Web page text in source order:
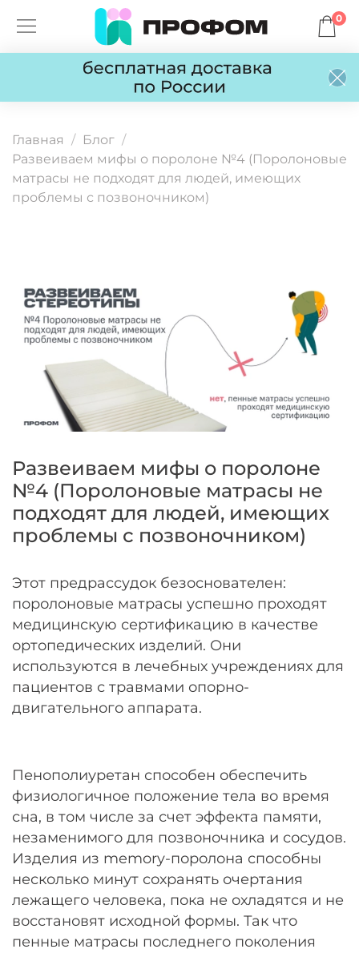
0
Главная
Блог
Развеиваем мифы о поролоне №4 (Поролоновые
матрасы не подходят для людей, имеющих
проблемы с позвоночником)
Развеиваем мифы о поролоне
№4 (Поролоновые матрасы не
подходят для людей, имеющих
проблемы с позвоночником)
Этот предрассудок безоснователен:
поролоновые матрасы успешно проходят
медицинскую сертификацию в качестве
ортопедических изделий. Они
используются в лечебных учреждениях для
пациентов с травмами опорно-
двигательного аппарата.
Пенополиуретан способен обеспечить
физиологичное положение тела во время
сна, в том числе за счет эффекта памяти,
незаменимого для позвоночника и сосудов.
Изделия из memory-поролона способны
несколько минут сохранять очертания
лежащего человека, пока не охладятся и не
восстановят исходной формы. Так что
пенные матрасы последнего поколения